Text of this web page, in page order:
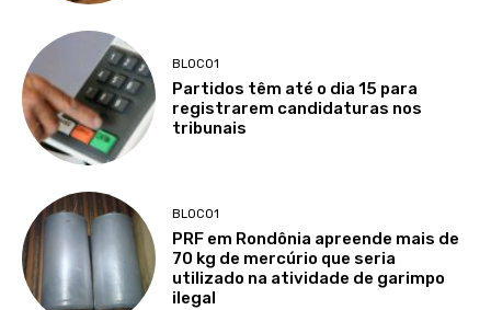
BLOCO1
Partidos têm até o dia 15 para
registrarem candidaturas nos
tribunais
BLOCO1
PRF em Rondônia apreende mais de
70 kg de mercúrio que seria
utilizado na atividade de garimpo
ilegal